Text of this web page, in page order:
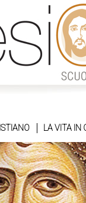
LA VITA IN